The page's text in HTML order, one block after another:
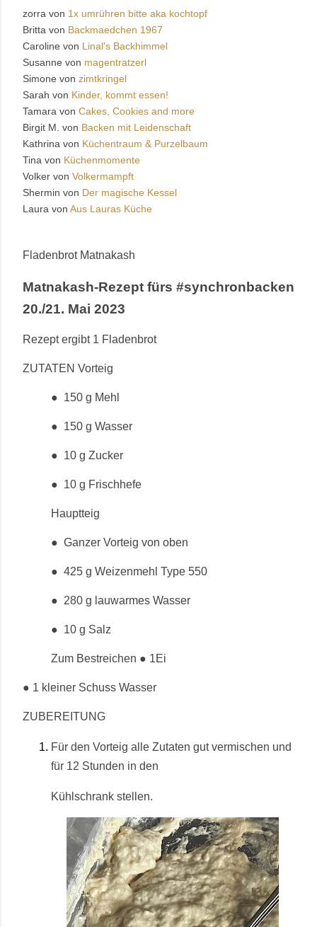
zorra von 1x umrühren bitte aka kochtopf
Britta von Backmaedchen 1967
Caroline von Linal's Backhimmel
Susanne von magentratzerl
Simone von zimtkringel
Sarah von Kinder, kommt essen!
Tamara von Cakes, Cookies and more
Birgit M. von Backen mit Leidenschaft
Kathrina von Küchentraum & Purzelbaum
Tina von Küchenmomente
Volker von Volkermampft
Shermin von Der magische Kessel
Laura von Aus Lauras Küche
Fladenbrot Matnakash
Matnakash-Rezept fürs #synchronbacken
20./21. Mai 2023
Rezept ergibt 1 Fladenbrot
ZUTATEN Vorteig
● 150 g Mehl
● 150 g Wasser
● 10 g Zucker
● 10 g Frischhefe
Hauptteig
● Ganzer Vorteig von oben
● 425 g Weizenmehl Type 550
● 280 g lauwarmes Wasser
● 10 g Salz
Zum Bestreichen ● 1Ei
● 1 kleiner Schuss Wasser
ZUBEREITUNG
Für den Vorteig alle Zutaten gut vermischen und
für 12 Stunden in den
Kühlschrank stellen.